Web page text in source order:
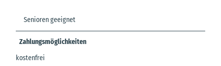
Senioren geeignet
Zahlungsmöglichkeiten
kostenfrei